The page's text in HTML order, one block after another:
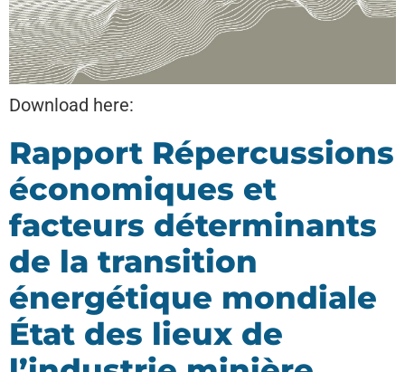
Download here:
Rapport Répercussions
économiques et
facteurs déterminants
de la transition
énergétique mondiale
État des lieux de